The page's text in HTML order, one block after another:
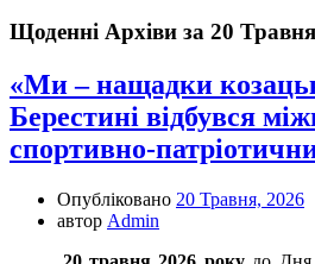
Щоденні Архіви за 20
«Ми – нащадки
Берестині відбувся
спортивно-
Опубліковано 20 Травня, 2026
автор Admin